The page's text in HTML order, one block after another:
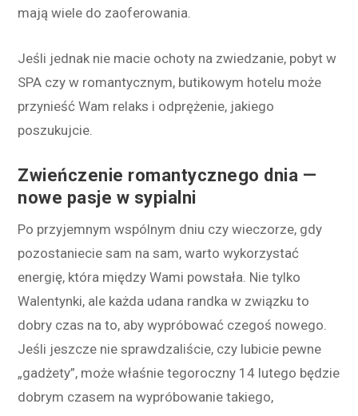
mają wiele do zaoferowania.
Jeśli jednak nie macie ochoty na zwiedzanie, pobyt w
SPA czy w romantycznym, butikowym hotelu może
przynieść Wam relaks i odprężenie, jakiego
poszukujcie.
Zwieńczenie romantycznego dnia —
nowe pasje w sypialni
Po przyjemnym wspólnym dniu czy wieczorze, gdy
pozostaniecie sam na sam, warto wykorzystać
energię, która między Wami powstała. Nie tylko
Walentynki, ale każda udana randka w związku to
dobry czas na to, aby wypróbować czegoś nowego.
Jeśli jeszcze nie sprawdzaliście, czy lubicie pewne
„gadżety”, może właśnie tegoroczny 14 lutego będzie
dobrym czasem na wypróbowanie takiego,